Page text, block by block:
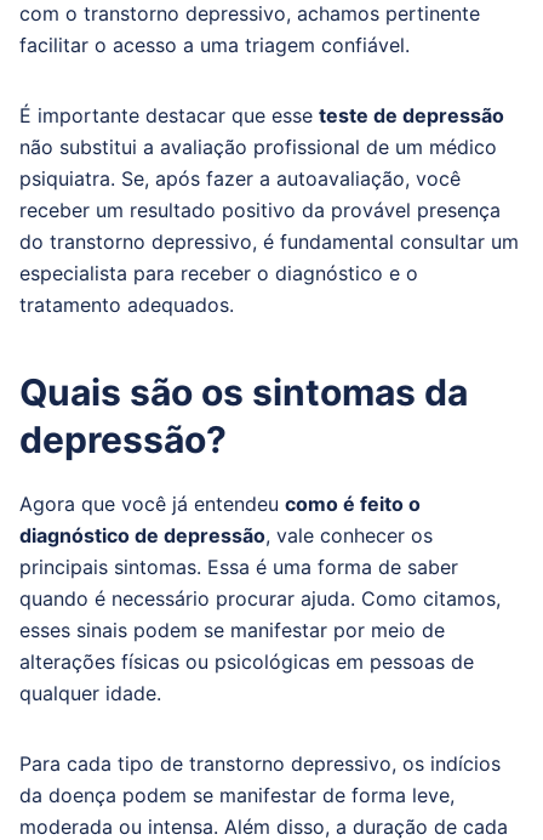
com o transtorno depressivo, achamos pertinente
facilitar o acesso a uma triagem confiável.
É importante destacar que esse teste de depressão
não substitui a avaliação profissional de um médico
psiquiatra. Se, após fazer a autoavaliação, você
receber um resultado positivo da provável presença
do transtorno depressivo, é fundamental consultar um
especialista para receber o diagnóstico e o
tratamento adequados.
Quais são os sintomas da
depressão?
Agora que você já entendeu como é feito o
diagnóstico de depressão, vale conhecer os
principais sintomas. Essa é uma forma de saber
quando é necessário procurar ajuda. Como citamos,
esses sinais podem se manifestar por meio de
alterações físicas ou psicológicas em pessoas de
qualquer idade.
Para cada tipo de transtorno depressivo, os indícios
da doença podem se manifestar de forma leve,
moderada ou intensa. Além disso, a duração de cada